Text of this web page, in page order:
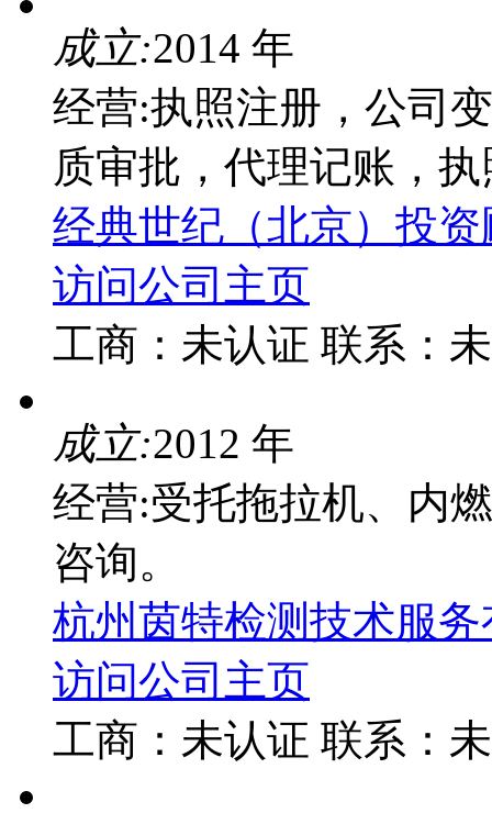
成立:2014 年
经营:执照注册，公司
质审批，代理记账，
经典世纪（北京）投
访问公司主页
工商： 未认证 联系：
成立:2012 年
经营:受托拖拉机、内
咨询。
杭州茵特检测技术服
访问公司主页
工商： 未认证 联系：